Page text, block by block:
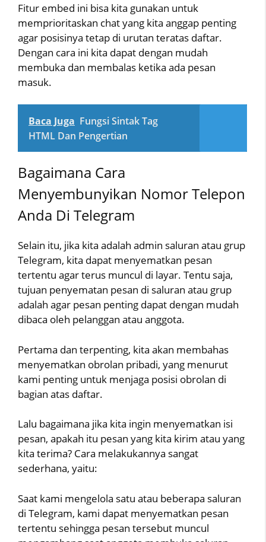
Fitur embed ini bisa kita gunakan untuk
memprioritaskan chat yang kita anggap penting
agar posisinya tetap di urutan teratas daftar.
Dengan cara ini kita dapat dengan mudah
membuka dan membalas ketika ada pesan
masuk.
Baca Juga Fungsi Sintak Tag
HTML Dan Pengertian
Bagaimana Cara
Menyembunyikan Nomor Telepon
Anda Di Telegram
Selain itu, jika kita adalah admin saluran atau grup
Telegram, kita dapat menyematkan pesan
tertentu agar terus muncul di layar. Tentu saja,
tujuan penyematan pesan di saluran atau grup
adalah agar pesan penting dapat dengan mudah
dibaca oleh pelanggan atau anggota.
Pertama dan terpenting, kita akan membahas
menyematkan obrolan pribadi, yang menurut
kami penting untuk menjaga posisi obrolan di
bagian atas daftar.
Lalu bagaimana jika kita ingin menyematkan isi
pesan, apakah itu pesan yang kita kirim atau yang
kita terima? Cara melakukannya sangat
sederhana, yaitu:
Saat kami mengelola satu atau beberapa saluran
di Telegram, kami dapat menyematkan pesan
tertentu sehingga pesan tersebut muncul